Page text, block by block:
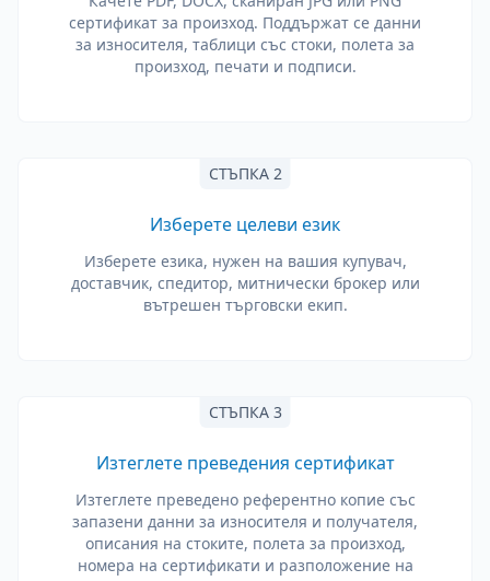
сертификат за произход. Поддържат се данни
за износителя, таблици със стоки, полета за
произход, печати и подписи.
СТЪПКА 2
Изберете целеви език
Изберете езика, нужен на вашия купувач,
доставчик, спедитор, митнически брокер или
вътрешен търговски екип.
СТЪПКА 3
Изтеглете преведения сертификат
Изтеглете преведено референтно копие със
запазени данни за износителя и получателя,
описания на стоките, полета за произход,
номера на сертификати и разположение на